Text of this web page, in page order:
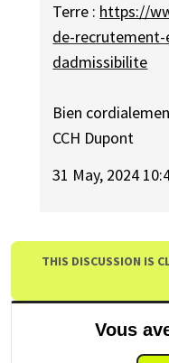
Terre : https://
de-
dadmissibilite
Bien
CCH Dupont
31 May, 2024
THIS DISCUSSION IS
Vous